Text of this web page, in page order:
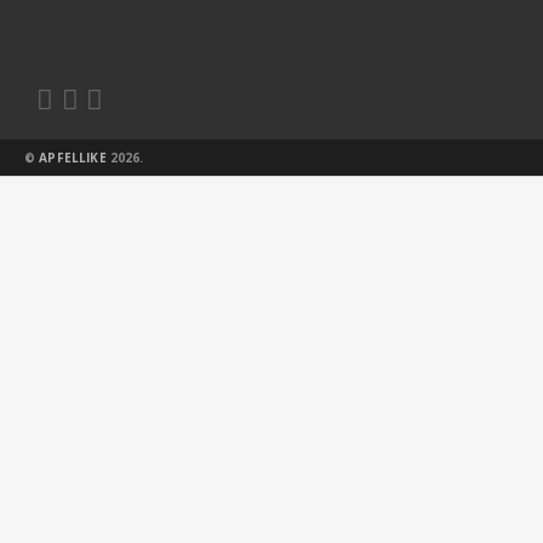
  
©APFELLIKE 2026.